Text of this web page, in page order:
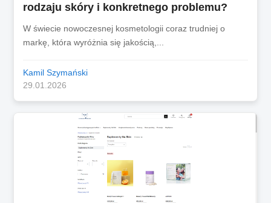
rodzaju skóry i konkretnego problemu?
W świecie nowoczesnej kosmetologii coraz trudniej o
markę, która wyróżnia się jakością,...
Kamil Szymański
29.01.2026